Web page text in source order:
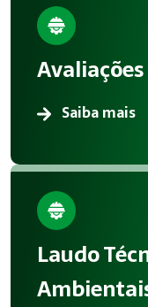
Saiba mais
Laudo